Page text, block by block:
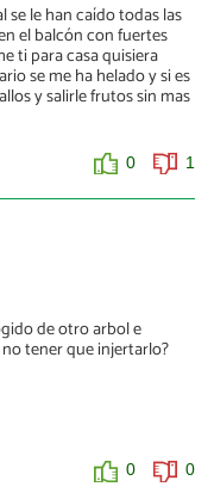
le han caído todas las
el balcón con fuertes
ti para casa quisiera
se me ha helado y si es
y salirle frutos sin mas
0 1
de otro arbol e
tener que injertarlo?
0 0